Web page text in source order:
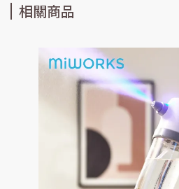
相關商品